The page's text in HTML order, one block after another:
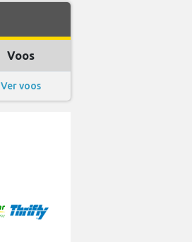
Voos
Ver voos